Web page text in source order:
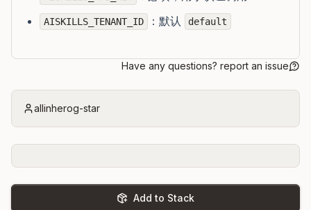
AISKILLS_TENANT_ID ：默认 default
Have any questions? report an issue
allinherog-star
Add to Stack